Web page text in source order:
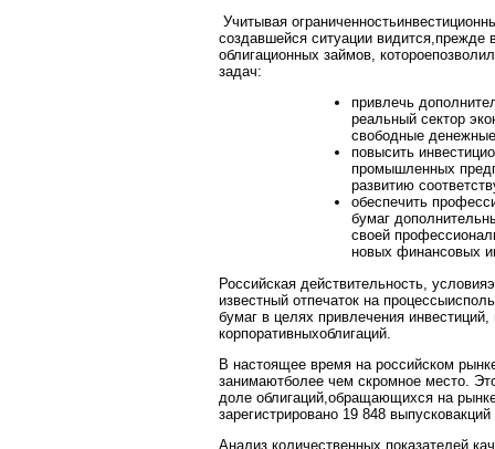
Учитывая
создавшейся ситуации видится,прежде
облигационных займов,
задач:
привлечь
реальный сектор
свободные
повысить
промышленных
развитию
обеспечить
бумаг
своей
новых финансовых
Российская действительность,
известный отпечаток на
бумаг в целях привлечения
корпоративныхоблигаций.
В настоящее время на российском
занимаютболее чем скромное место.
доле облигаций,обращающихся на
зарегистрировано 19 848
Анализ количественных